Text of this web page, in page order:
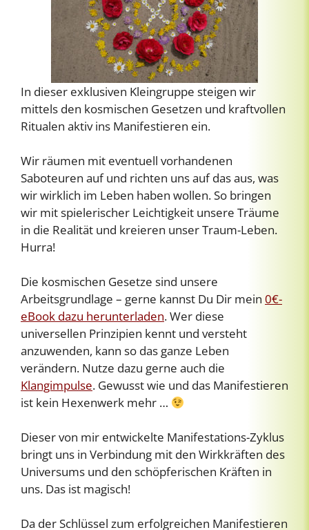
In dieser exklusiven Kleingruppe steigen wir
mittels den kosmischen Gesetzen und kraftvollen
Ritualen aktiv ins Manifestieren ein.
Wir räumen mit eventuell vorhandenen
Saboteuren auf und richten uns auf das aus, was
wir wirklich im Leben haben wollen. So bringen
wir mit spielerischer Leichtigkeit unsere Träume
in die Realität und kreieren unser Traum-Leben.
Hurra!
Die kosmischen Gesetze sind unsere
Arbeitsgrundlage – gerne kannst Du Dir mein 0€-
eBook dazu herunterladen. Wer diese
universellen Prinzipien kennt und versteht
anzuwenden, kann so das ganze Leben
verändern. Nutze dazu gerne auch die
Klangimpulse. Gewusst wie und das Manifestieren
ist kein Hexenwerk mehr …
Dieser von mir entwickelte Manifestations-Zyklus
bringt uns in Verbindung mit den Wirkkräften des
Universums und den schöpferischen Kräften in
uns. Das ist magisch!
Da der Schlüssel zum erfolgreichen Manifestieren